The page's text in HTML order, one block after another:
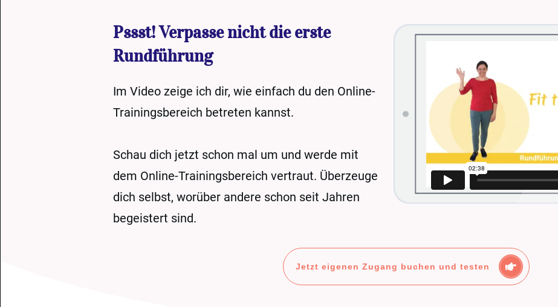
Pssst! Verpasse nicht die erste
Rundführung
Im Video zeige ich dir, wie einfach du den Online-
Trainingsbereich betreten kannst.
Schau dich jetzt schon mal um und werde mit
dem Online-Trainingsbereich vertraut. Überzeuge
dich selbst, worüber andere schon seit Jahren
begeistert sind.
Jetzt eigenen Zugang buchen und testen